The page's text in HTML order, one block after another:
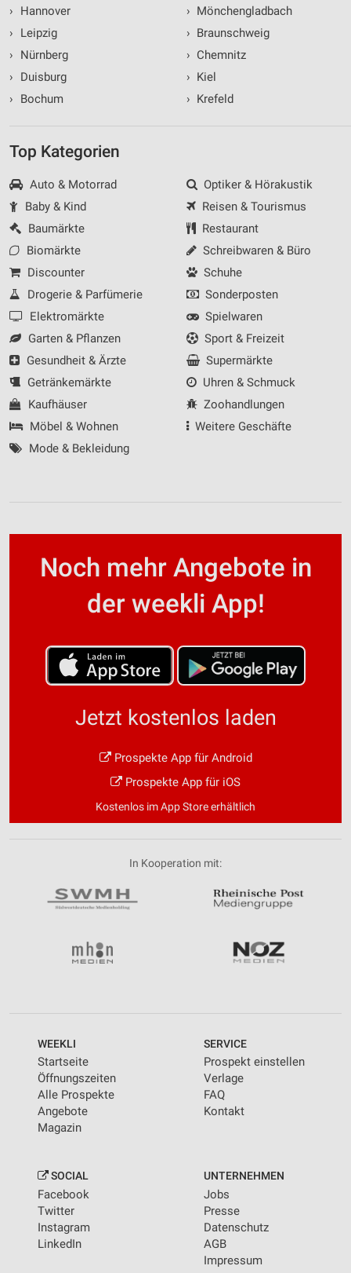
›
Hannover
›
Leipzig
›
Nürnberg
›
Duisburg
›
Bochum
› Mönchengladbach
› Braunschweig
› Chemnitz
› Kiel
› Krefeld
Top Kategorien
Auto & Motorrad
Baby & Kind
Baumärkte
Biomärkte
Discounter
Drogerie & Parfümerie
Elektromärkte
Garten & Pflanzen
Gesundheit & Ärzte
Getränkemärkte
Kaufhäuser
Möbel & Wohnen
Mode & Bekleidung
Optiker & Hörakustik
Reisen & Tourismus
Restaurant
Schreibwaren & Büro
Schuhe
Sonderposten
Spielwaren
Sport & Freizeit
Supermärkte
Uhren & Schmuck
Zoohandlungen
Weitere Geschäfte
Noch mehr Angebote in
der weekli App!
Jetzt kostenlos laden
Prospekte App für Android
Prospekte App für iOS
Kostenlos im App Store erhältlich
In Kooperation mit:
WEEKLI
Startseite
Öffnungszeiten
Alle Prospekte
Angebote
Magazin
SERVICE
Prospekt einstellen
Verlage
FAQ
Kontakt
SOCIAL
Facebook
Twitter
Instagram
LinkedIn
UNTERNEHMEN
Jobs
Presse
Datenschutz
AGB
Impressum